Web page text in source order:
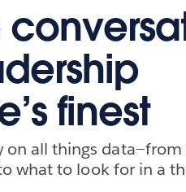
finest
all things data—from
what to look for in a